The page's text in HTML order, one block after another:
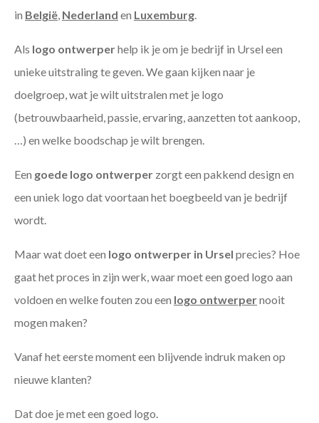
in België, Nederland en Luxemburg.
Als logo ontwerperhelp ik je om je bedrijf in Ursel een
unieke uitstraling te geven. We gaan kijken naar je
doelgroep, wat je wilt uitstralen met je logo
(betrouwbaarheid, passie, ervaring, aanzetten tot aankoop,
…) en welke boodschap je wilt brengen.
Een goede logo ontwerper zorgt een pakkend design en
een uniek logo dat voortaan het boegbeeld van je bedrijf
wordt.
Maar wat doet een logo ontwerper in Ursel precies? Hoe
gaat het proces in zijn werk, waar moet een goed logo aan
voldoen en welke fouten zou een logo ontwerpernooit
mogen maken?
Vanaf het eerste moment een blijvende indruk maken op
nieuwe klanten?
Dat doe je met een goed logo.